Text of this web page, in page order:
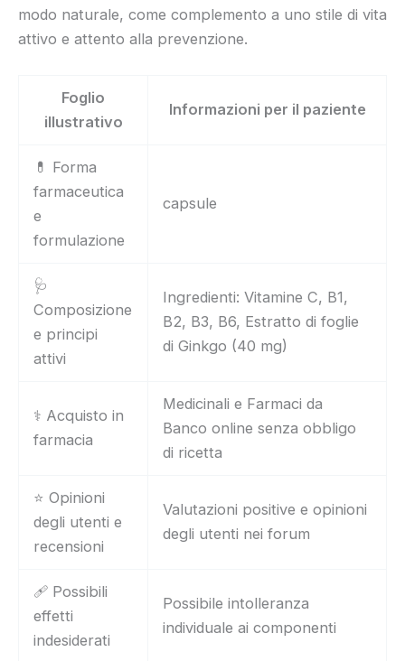
modo naturale, come complemento a uno stile di vita
attivo e attento alla prevenzione.
Foglio
illustrativo
Informazioni per il paziente
💊 Forma
farmaceutica
e
formulazione
capsule
🩺
Composizione
e principi
attivi
Ingredienti: Vitamine C, B1,
B2, B3, B6, Estratto di foglie
di Ginkgo (40 mg)
⚕️ Acquisto in
farmacia
Medicinali e Farmaci da
Banco online senza obbligo
di ricetta
⭐ Opinioni
degli utenti e
recensioni
Valutazioni positive e opinioni
degli utenti nei forum
🩹 Possibili
effetti
indesiderati
Possibile intolleranza
individuale ai componenti